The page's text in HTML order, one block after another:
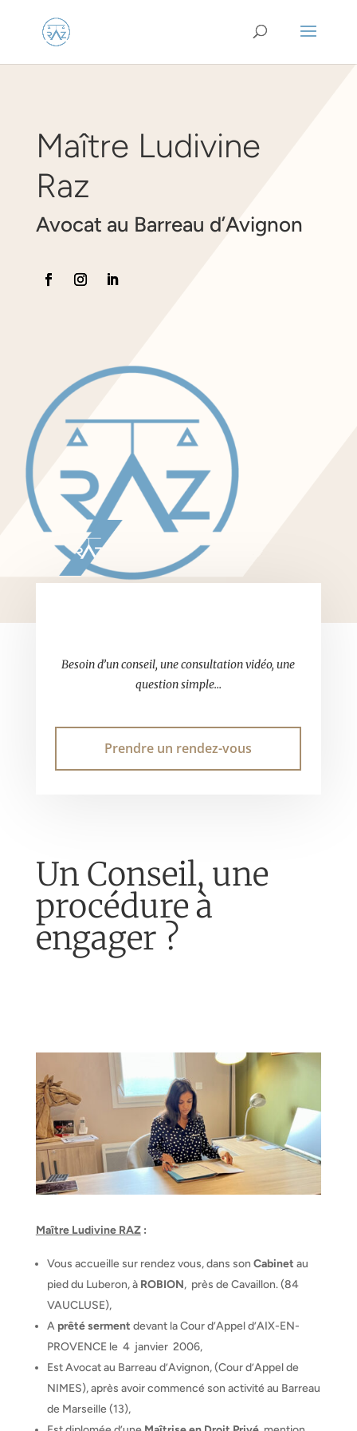
Maître Ludivine
Raz
Avocat au Barreau d’Avignon
Besoin d’un conseil, une consultation vidéo, une
question simple…
Prendre un rendez-vous
Un Conseil, une
procédure à
engager ?
Maître Ludivine RAZ:
Vous accueille sur rendez vous, dans son Cabinet au
pied du Luberon, à ROBION, près de Cavaillon. (84
VAUCLUSE),
A prêté serment devant la Cour d’Appel d’AIX-EN-
PROVENCE le 4 janvier 2006,
Est Avocat au Barreau d’Avignon, (Cour d’Appel de
NIMES), après avoir commencé son activité au Barreau
de Marseille (13),